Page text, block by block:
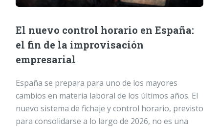
El nuevo control horario en España:
el fin de la improvisación
empresarial
España se prepara para uno de los mayores
cambios en materia laboral de los últimos años. El
nuevo sistema de fichaje y control horario, previsto
para consolidarse a lo largo de 2026, no es una